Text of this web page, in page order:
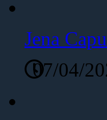
Jena
07/04/